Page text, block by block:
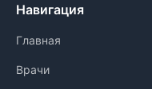
Навигация
Главная
Врачи